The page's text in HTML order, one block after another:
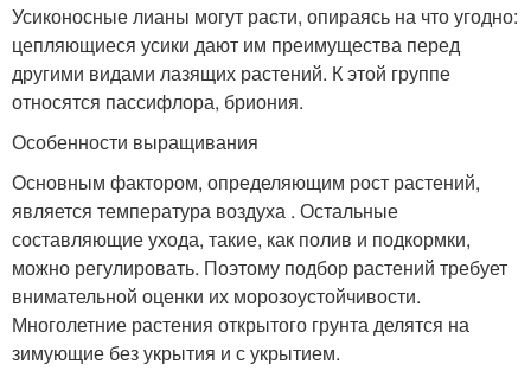
Усиконосные лианы могут расти, опираясь на что угодно:
цепляющиеся усики дают им преимущества перед
другими видами лазящих растений. К этой группе
относятся пассифлора, бриония.
Особенности выращивания
Основным фактором, определяющим рост растений,
является температура воздуха . Остальные
составляющие ухода, такие, как полив и подкормки,
можно регулировать. Поэтому подбор растений требует
внимательной оценки их морозоустойчивости.
Многолетние растения открытого грунта делятся на
зимующие без укрытия и с укрытием.